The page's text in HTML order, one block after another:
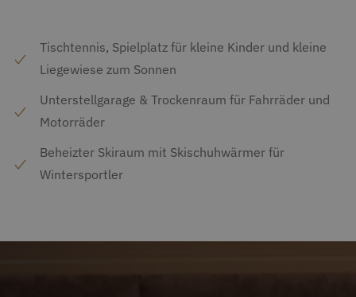
Tischtennis, Spielplatz für kleine Kinder und kleine
Liegewiese zum Sonnen
Unterstellgarage & Trockenraum für Fahrräder und
Motorräder
Beheizter Skiraum mit Skischuhwärmer für
Wintersportler